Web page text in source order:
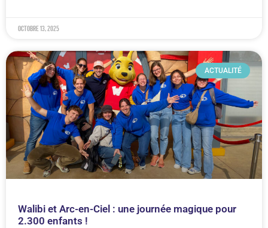
octobre 13, 2025
ACTUALITÉ
Walibi et Arc-en-Ciel : une journée magique pour
2.300 enfants !